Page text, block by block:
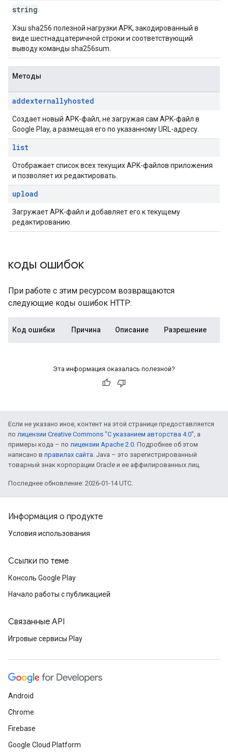
string
Хэш sha256 полезной нагрузки APK, закодированный в
виде шестнадцатеричной строки и соответствующий
выводу команды sha256sum.
Методы
addexternallyhosted
Создает новый APK-файл, не загружая сам APK-файл в
Google Play, а размещая его по указанному URL-адресу.
list
Отображает список всех текущих APK-файлов приложения
и позволяет их редактировать.
upload
Загружает APK-файл и добавляет его к текущему
редактированию.
коды ошибок
При работе с этим ресурсом возвращаются
следующие коды ошибок HTTP:
Код ошибки Причина Описание Разрешение
Эта информация оказалась полезной?
Если не указано иное, контент на этой странице предоставляется
по лицензии Creative Commons "С указанием авторства 4.0", а
примеры кода – по лицензии Apache 2.0. Подробнее об этом
написано в правилах сайта. Java – это зарегистрированный
товарный знак корпорации Oracle и ее аффилированных лиц.
Последнее обновление: 2026-01-14 UTC.
Информация о продукте
Условия использования
Ссылки по теме
Консоль Google Play
Начало работы с публикацией
Связанные API
Игровые сервисы Play
Android
Chrome
Firebase
Google Cloud Platform